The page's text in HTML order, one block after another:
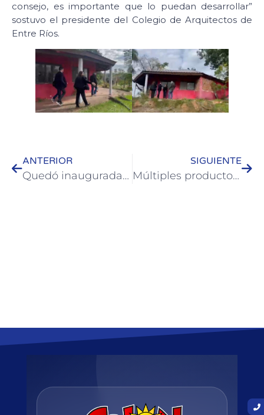
consejo, es importante que lo puedan desarrollar”
sostuvo el presidente del Colegio de Arquitectos de
Entre Ríos.
ANTERIOR
Quedó inaugurada la muestra “Urquiza: la reconstrucción de su rostro”
SIGUIENTE
Múltiples productos se ofrecen en el Paseo Emprendedor